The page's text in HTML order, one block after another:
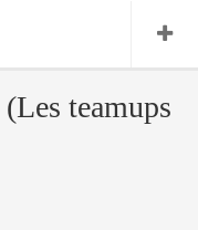
(Les teamups